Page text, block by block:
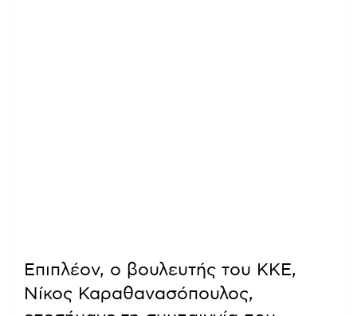
Επιπλέον, ο βουλευτής του ΚΚΕ,
Νίκος Καραθανασόπουλος,